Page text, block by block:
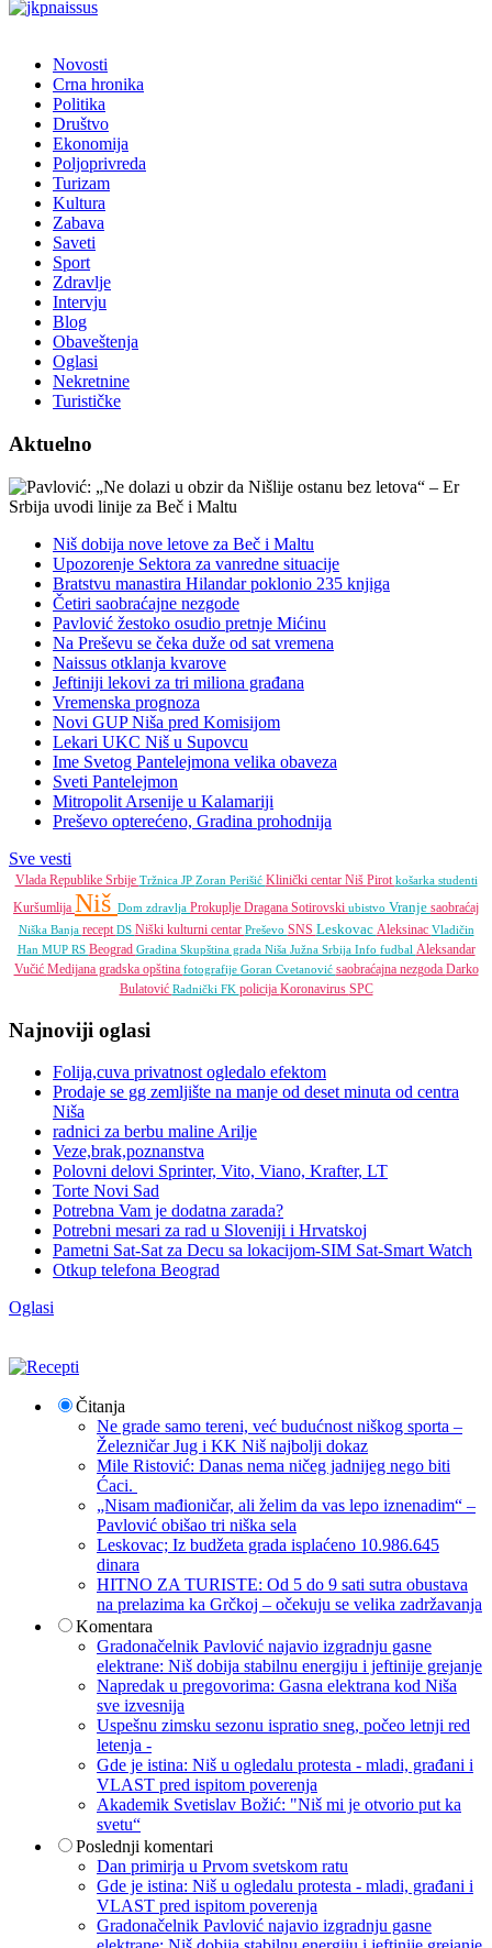
Novosti
Crna hronika
Politika
Društvo
Ekonomija
Poljoprivreda
Turizam
Kultura
Zabava
Saveti
Sport
Zdravlje
Intervju
Blog
Obaveštenja
Oglasi
Nekretnine
Turističke
Aktuelno
Niš dobija nove letove za Beč i Maltu
Upozorenje Sektora za vanredne situacije
Bratstvu manastira Hilandar poklonio 235 knjiga
Četiri saobraćajne nezgode
Pavlović žestoko osudio pretnje Mićinu
Na Preševu se čeka duže od sat vremena
Naissus otklanja kvarove
Jeftiniji lekovi za tri miliona građana
Vremenska prognoza
Novi GUP Niša pred Komisijom
Lekari UKC Niš u Supovcu
Ime Svetog Pantelejmona velika obaveza
Sveti Pantelejmon
Mitropolit Arsenije u Kalamariji
Preševo opterećeno, Gradina prohodnija
Sve vesti
Vlada Republike Srbije Tržnica JP Zoran Perišić Klinički centar Niš Pirotkošarka studenti
Kuršumlija Niš Dom zdravlja Prokuplje Dragana Sotirovski ubistvo Vranje saobraćaj
Niška Banja receptDS Niški kulturni centar Preševo SNS Leskovac Aleksinac Vladičin
Han MUP RS Beograd Gradina Skupština grada Niša Južna Srbija Info fudbal Aleksandar
Vučić Medijana gradska opština fotografije Goran Cvetanović saobraćajna nezgoda Darko
Bulatović Radnički FK policija Koronavirus SPC
Najnoviji oglasi
Folija,cuva privatnost ogledalo efektom
Prodaje se gg zemljište na manje od deset minuta od centra
Niša
radnici za berbu maline Arilje
Veze,brak,poznanstva
Polovni delovi Sprinter, Vito, Viano, Krafter, LT
Torte Novi Sad
Potrebna Vam je dodatna zarada?
Potrebni mesari za rad u Sloveniji i Hrvatskoj
Pametni Sat-Sat za Decu sa lokacijom-SIM Sat-Smart Watch
Otkup telefona Beograd
Oglasi
Čitanja
Ne grade samo tereni, već budućnost niškog sporta –
Železničar Jug i KK Niš najbolji dokaz
Mile Ristović: Danas nema ničeg jadnijeg nego biti
Ćaci.
„Nisam mađioničar, ali želim da vas lepo iznenadim“ –
Pavlović obišao tri niška sela
Leskovac; Iz budžeta grada isplaćeno 10.986.645
dinara
HITNO ZA TURISTE: Od 5 do 9 sati sutra obustava
na prelazima ka Grčkoj – očekuju se velika zadržavanja
Komentara
Gradonačelnik Pavlović najavio izgradnju gasne
elektrane: Niš dobija stabilnu energiju i jeftinije grejanje
Napredak u pregovorima: Gasna elektrana kod Niša
sve izvesnija
Uspešnu zimsku sezonu ispratio sneg, počeo letnji red
letenja -
Gde je istina: Niš u ogledalu protesta - mladi, građani i
VLAST pred ispitom poverenja
Akademik Svetislav Božić: "Niš mi je otvorio put ka
svetu“
Poslednji komentari
Dan primirja u Prvom svetskom ratu
Gde je istina: Niš u ogledalu protesta - mladi, građani i
VLAST pred ispitom poverenja
Gradonačelnik Pavlović najavio izgradnju gasne